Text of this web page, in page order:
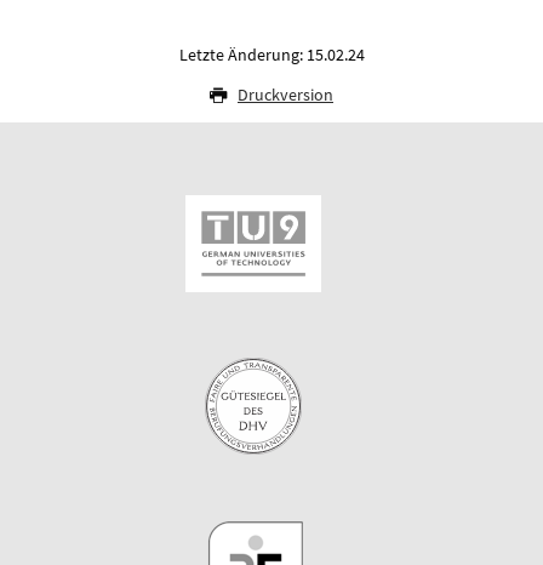
Letzte Änderung: 15.02.24
Druckversion